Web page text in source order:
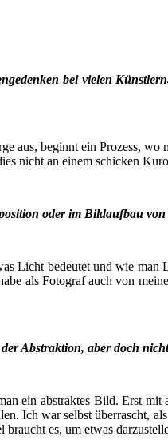
bei vie­len
aus, beginnt ein Pro­zess,
nicht an einem schi­cken
oder im Bild­auf­bau
Licht bedeu­tet und wie
als Foto­graf auch von
Abs­trak­ti­on, aber doch
ein abs­trak­tes Bild. Erst
Ich war selbst über­rascht,
braucht es, um etwas